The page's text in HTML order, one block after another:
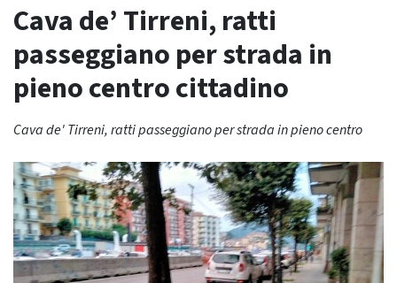
Cava de’ Tirreni, ratti
passeggiano per strada in
pieno centro cittadino
Cava de' Tirreni, ratti passeggiano per strada in pieno centro